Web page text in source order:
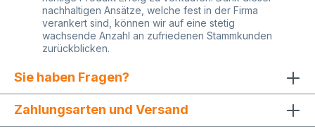
nachhaltigen Ansätze, welche fest in der Firma
verankert sind, können wir auf eine stetig
wachsende Anzahl an zufriedenen Stammkunden
zurückblicken.
Sie haben Fragen?
Zahlungsarten und Versand